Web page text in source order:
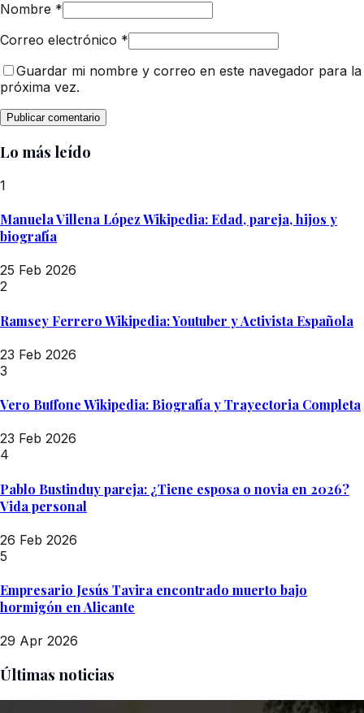
Nombre *
Correo electrónico *
Guardar mi nombre y correo en este navegador para la
próxima vez.
Lo más leído
1
Manuela Villena López Wikipedia: Edad, pareja, hijos y
biografía
25 Feb 2026
2
Ramsey Ferrero Wikipedia: Youtuber y Activista Española
23 Feb 2026
3
Vero Buffone Wikipedia: Biografía y Trayectoria Completa
23 Feb 2026
4
Pablo Bustinduy pareja: ¿Tiene esposa o novia en 2026?
Vida personal
26 Feb 2026
5
Empresario Jesús Tavira encontrado muerto bajo
hormigón en Alicante
29 Apr 2026
Últimas noticias